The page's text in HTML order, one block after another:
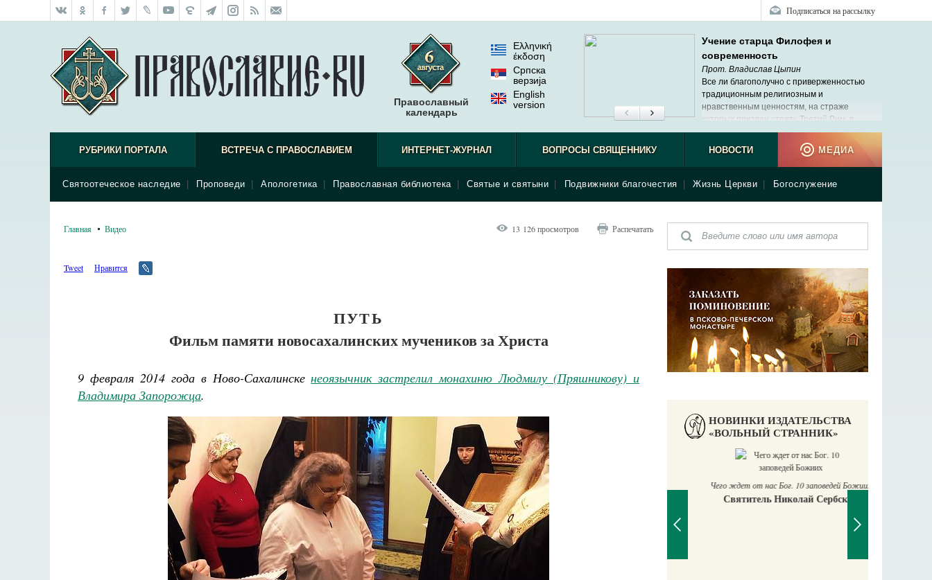
Подписаться на рассылку
Православный
календарь
Ελληνική
έκδοση
Српска
верзиjа
English
version
Учение старца Филофея и
современность
Прот. Владислав Цыпин
Все ли благополучно с приверженностью
традиционным религиозным и
нравственным ценностям, на страже
которых призван стоять Третий Рим, в
современной России?
РУБРИКИ ПОРТАЛА ВСТРЕЧА С ПРАВОСЛАВИЕМ
Святоотеческое наследие Проповеди Апологетика Православная библиотека Святые и святыни Подвижники благочестия Жизнь Церкви Богослужение
ИНТЕРНЕТ-ЖУРНАЛ ВОПРОСЫ СВЯЩЕННИКУ НОВОСТИ МЕДИА
Главная Видео 13 126 просмотров Распечатать
Tweet Нравится
ПУТЬ
Фильм памяти новосахалинских мучеников за Христа
9 февраля 2014 года в Ново-Сахалинскенеоязычник застрелил монахиню Людмилу (Пряшникову) и
Владимира Запорожца.
НОВИНКИ ИЗДАТЕЛЬСТВА
«ВОЛЬНЫЙ СТРАННИК»
Как найти своё место в жизни
Кирилл Мурышев
Чего ждет от нас Бог. 10 заповедей Божиих
Святитель Николай Сербский